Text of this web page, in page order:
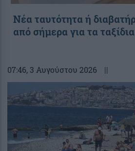
Νέα ταυτότητα ή
από σήμερα για τα
07:46, 3 Αυγούστου 2026 ||